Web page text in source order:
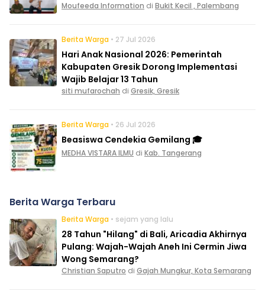
Moufeeda Information di Bukit Kecil , Palembang
Berita Warga • 27 Jul 2026
Hari Anak Nasional 2026: Pemerintah
Kabupaten Gresik Dorong Implementasi
Wajib Belajar 13 Tahun
siti mufarochah di Gresik, Gresik
Berita Warga • 26 Jul 2026
Beasiswa Cendekia Gemilang 🎓
MEDHA VISTARA ILMU di Kab. Tangerang
Berita Warga Terbaru
Berita Warga • sejam yang lalu
28 Tahun "Hilang" di Bali, Aricadia Akhirnya
Pulang: Wajah-Wajah Aneh Ini Cermin Jiwa
Wong Semarang?
Christian Saputro di Gajah Mungkur, Kota Semarang